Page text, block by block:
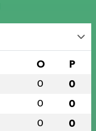
O P
0 0
0 0
0 0